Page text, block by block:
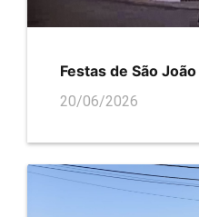
Festas de São
20/06/2026